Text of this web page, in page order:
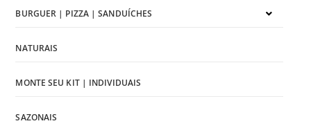
BURGUER | PIZZA | SANDUÍCHES
NATURAIS
MONTE SEU KIT | INDIVIDUAIS
SAZONAIS